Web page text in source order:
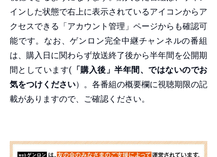
インした状態で右上に表示されているアイコンからア
クセスできる「アカウント管理」ページからも確認可
能です。なお、ゲンロン完全中継チャンネルの番組
は、購入日に関わらず放送終了後から半年間を公開期
間としています( 「購入後」半年間、ではないのでお
気をつけください）。各番組の概要欄に視聴期限の記
載がありますので、ご確認ください。